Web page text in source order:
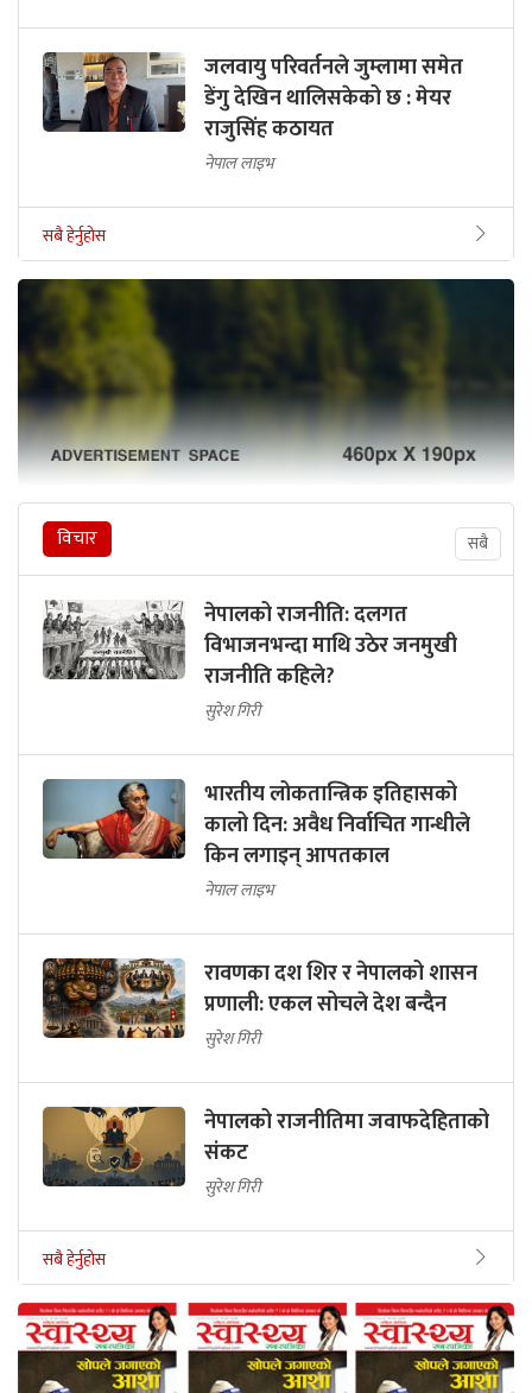
जलवायु परिवर्तनले जुम्लामा समेत
डेंगु देखिन थालिसकेको छ : मेयर
राजुसिंह कठायत
नेपाल लाइभ
सबै हेर्नुहोस
विचार सबै
नेपालको राजनीति: दलगत
विभाजनभन्दा माथि उठेर जनमुखी
राजनीति कहिले?
सुरेश गिरी
भारतीय लोकतान्त्रिक इतिहासको
कालो दिन: अवैध निर्वाचित गान्धीले
किन लगाइन् आपतकाल
नेपाल लाइभ
रावणका दश शिर र नेपालको शासन
प्रणाली: एकल सोचले देश बन्दैन
सुरेश गिरी
नेपालको राजनीतिमा जवाफदेहिताको
संकट
सुरेश गिरी
सबै हेर्नुहोस